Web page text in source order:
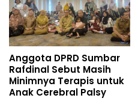
Anggota DPRD Sumbar
Rafdinal Sebut Masih
Minimnya Terapis untuk
Anak Cerebral Palsy